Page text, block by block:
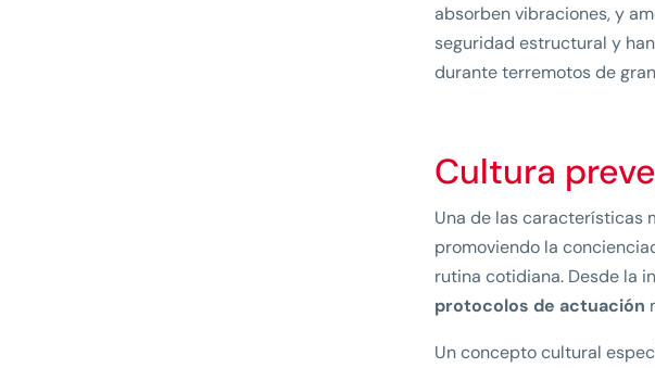
absorben vibraciones, y
seguridad estructural y
durante terremotos de
Cultura
Una de las características
promoviendo la
rutina cotidiana. Desde la
protocolos de actuación
Un concepto cultural